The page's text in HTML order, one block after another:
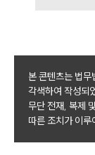
본 콘텐츠는 법
각색하여 작성되
무단 전재, 복제
따른 조치가 이루